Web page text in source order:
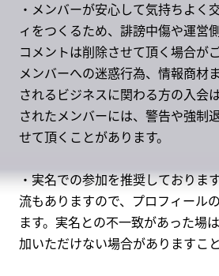
・メンバーが安心して気持ちよく
ィをつくるため、誹謗中傷や運営
コメントは削除させて頂く場合が
メンバーへの迷惑行為、情報商材
されるビジネスに関わる方の入会
されたメンバーには、警告や強制
せて頂くことがあります。
・実名での参加を推奨しておりま
流もありますので、プロフィール
ます。実名との不一致があった場
加いただけない場合がありますこ